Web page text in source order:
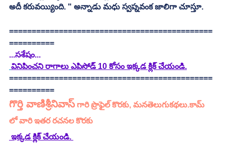
అదీ కరువయ్యింది. " అన్నాడు మధు స్వప్నవంక జాలిగా చూస్తూ.
=============================================
==========
...సశేషం...
వినిపించని రాగాలు ఎపిసోడ్ 10 కోసం ఇక్కడ క్లిక్ చేయండి.
=============================================
==========
గొర్తి వాణిశ్రీనివాస్ గారి ప్రొఫైల్ కొరకు, మనతెలుగుకథలు.కామ్
లో వారి ఇతర రచనల కొరకు
ఇక్కడ క్లిక్ చేయండి.